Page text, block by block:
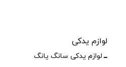
لوازم یدکی
لوازم یدکی سانگ یانگ